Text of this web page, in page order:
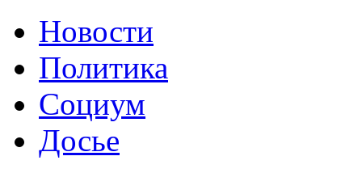
Новости
Политика
Социум
Досье